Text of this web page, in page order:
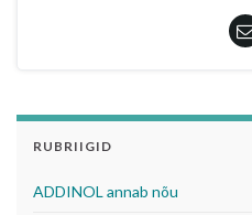
RUBRIIGID
ADDINOL annab nõu